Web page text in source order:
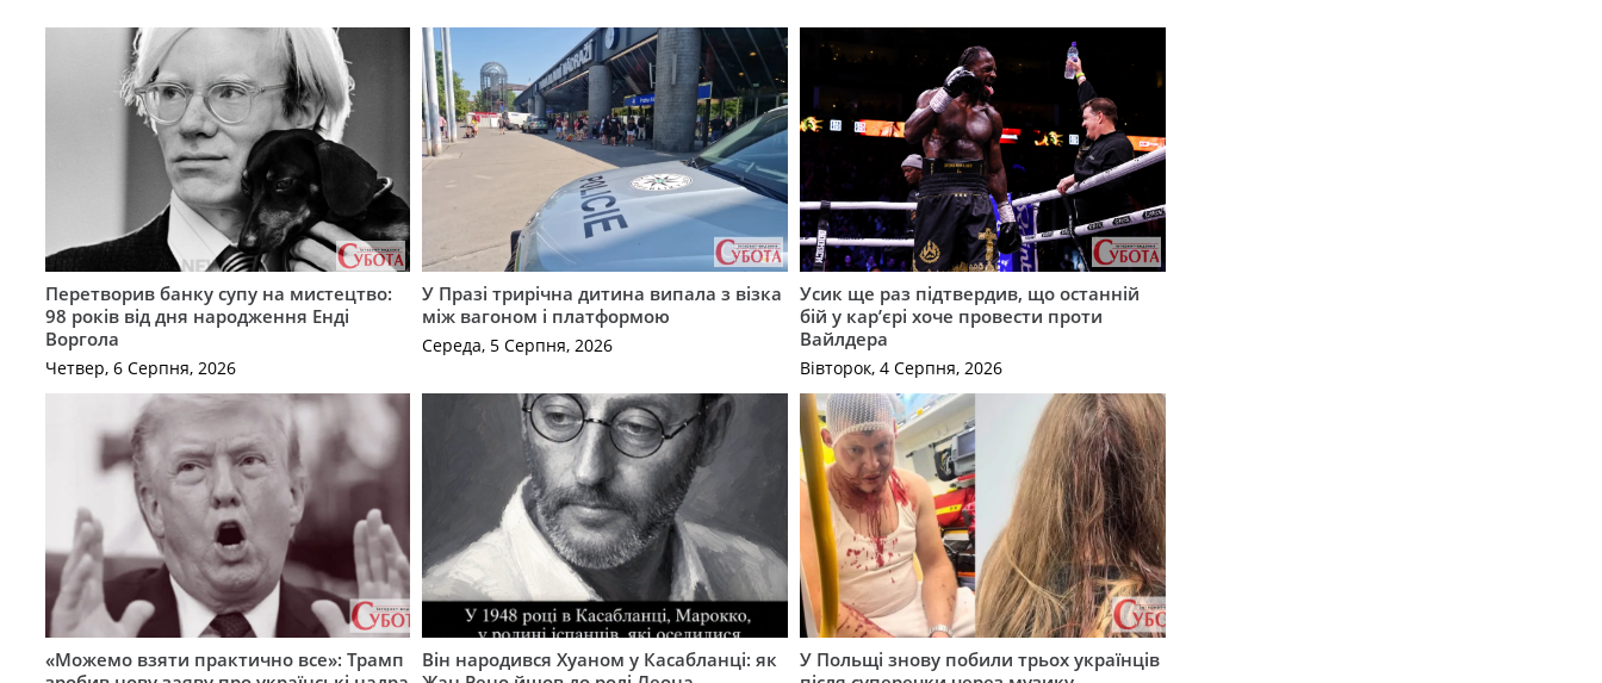
Перетворив банку супу на мистецтво:
98 років від дня народження Енді
Воргола
Четвер, 6 Серпня, 2026
У Празі трирічна дитина випала з візка
між вагоном і платформою
Середа, 5 Серпня, 2026
Усик ще раз підтвердив, що останній
бій у кар’єрі хоче провести проти
Вайлдера
Вівторок, 4 Серпня, 2026
«Можемо взяти практично все»: Трамп
Він народився Хуаном у Касабланці: як
У Польщі знову побили трьох українців